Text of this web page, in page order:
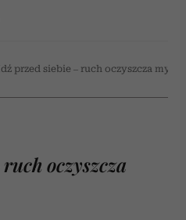
przed siebie – ruch oczyszcza myśli
oczyszcza